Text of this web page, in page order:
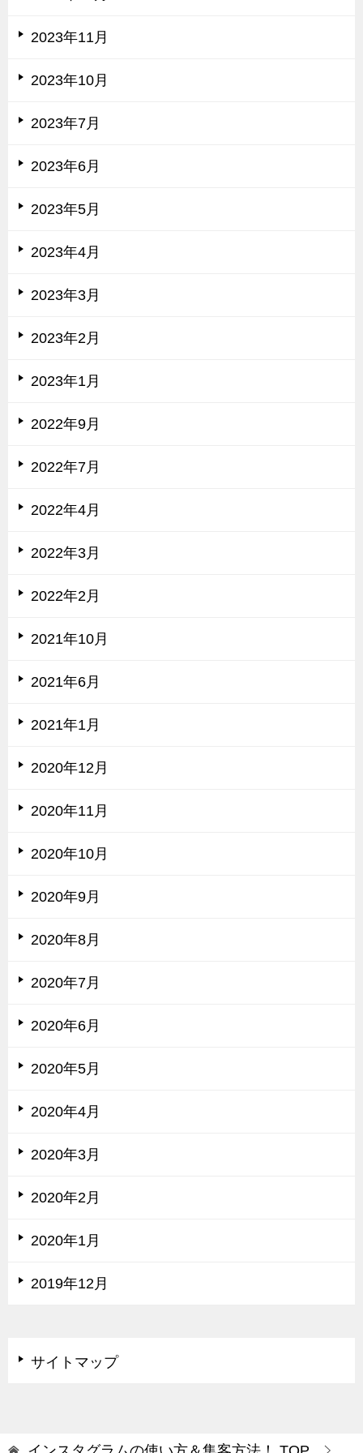
2023年11月
2023年10月
2023年7月
2023年6月
2023年5月
2023年4月
2023年3月
2023年2月
2023年1月
2022年9月
2022年7月
2022年4月
2022年3月
2022年2月
2021年10月
2021年6月
2021年1月
2020年12月
2020年11月
2020年10月
2020年9月
2020年8月
2020年7月
2020年6月
2020年5月
2020年4月
2020年3月
2020年2月
2020年1月
2019年12月
サイトマップ